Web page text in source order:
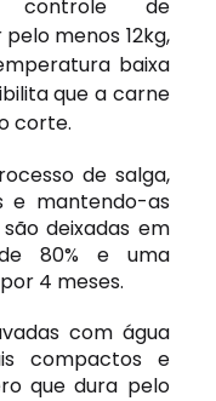
controle de
menos 12kg,
baixa
que a carne
corte.
de salga,
e mantendo-as
deixadas em
80% e uma
4 meses.
com água
compactos e
que dura pelo